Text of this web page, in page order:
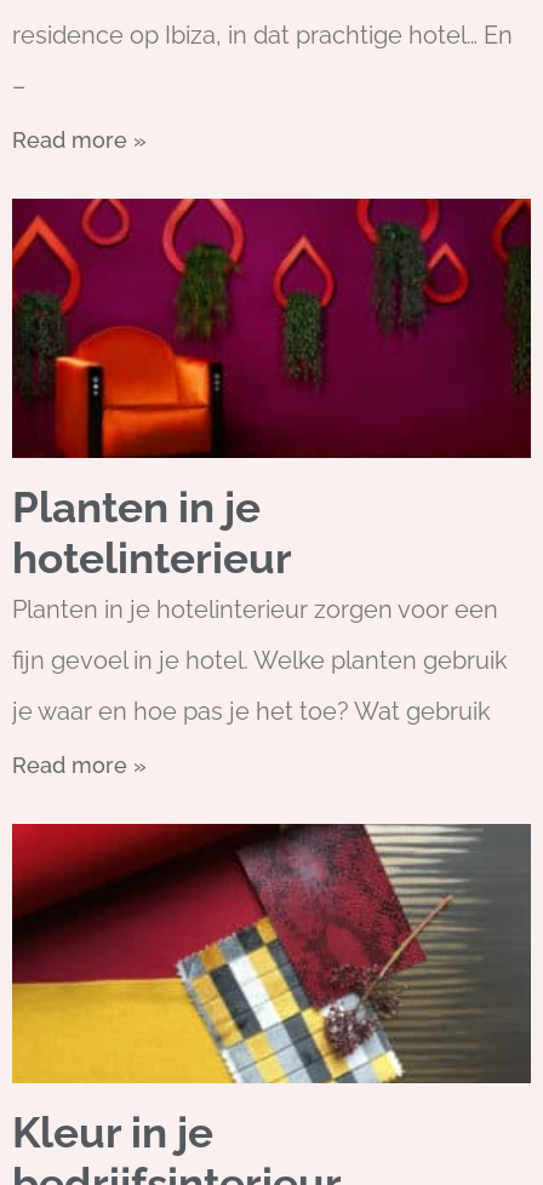
residence op Ibiza, in dat prachtige hotel… En
–
Read more »
Planten in je
hotelinterieur
Planten in je hotelinterieur zorgen voor een
fijn gevoel in je hotel. Welke planten gebruik
je waar en hoe pas je het toe? Wat gebruik
Read more »
Kleur in je